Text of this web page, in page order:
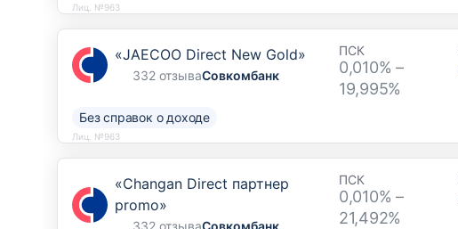
Лиц. №963
«JAECOO Direct New Gold»
332 отзываСовкомбанк
ПСК
0,010% –
19,995%
Без справок о доходе
Лиц. №963
«Changan Direct партнер
promo»
332 отзываСовкомбанк
ПСК
0,010% –
21,492%